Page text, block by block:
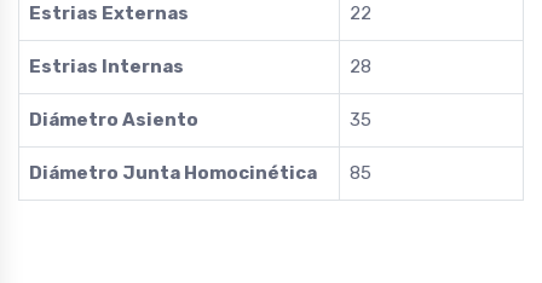
Estrias Externas 22
Estrias Internas 28
Diámetro Asiento 35
Diámetro Junta Homocinética 85